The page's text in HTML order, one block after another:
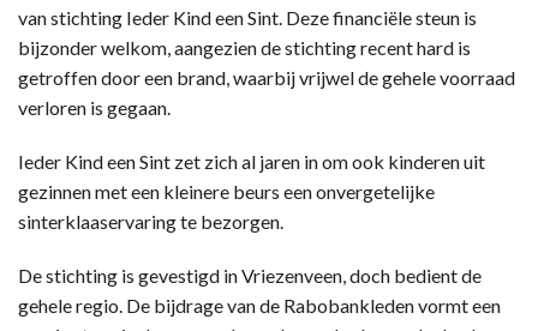
van stichting Ieder Kind een Sint. Deze financiële steun is
bijzonder welkom, aangezien de stichting recent hard is
getroffen door een brand, waarbij vrijwel de gehele voorraad
verloren is gegaan.
Ieder Kind een Sint zet zich al jaren in om ook kinderen uit
gezinnen met een kleinere beurs een onvergetelijke
sinterklaaservaring te bezorgen.
De stichting is gevestigd in Vriezenveen, doch bedient de
gehele regio. De bijdrage van de Rabobankleden vormt een